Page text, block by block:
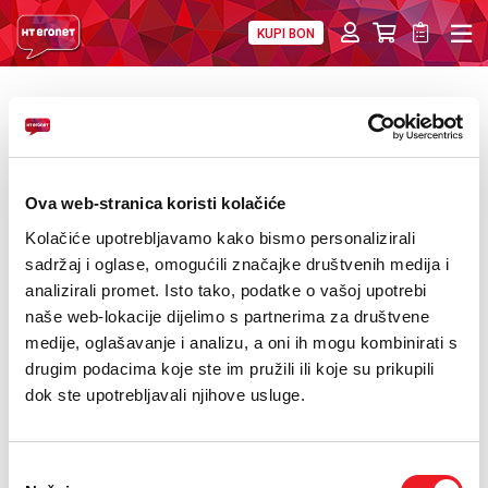
Ova web-stranica koristi kolačiće
Kolačiće upotrebljavamo kako bismo personalizirali
sadržaj i oglase, omogućili značajke društvenih medija i
analizirali promet. Isto tako, podatke o vašoj upotrebi
naše web-lokacije dijelimo s partnerima za društvene
medije, oglašavanje i analizu, a oni ih mogu kombinirati s
drugim podacima koje ste im pružili ili koje su prikupili
dok ste upotrebljavali njihove usluge.
KUPI BON
O NAMA
NATJEČAJI
VELEPRODAJA
KONTAKTI
MOJ PROFIL
E-RAČUN
HT Eronet uz Hladno pivo u Kiseljaku